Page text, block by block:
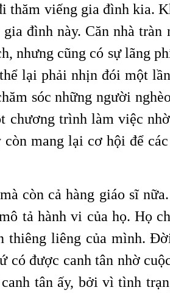
thăm viếng gia đình kia.
đình này. Căn nhà
nhưng cũng có sự lãng
lại phải nhịn đói một
sóc những người
chương trình làm việc
mang lại cơ hội để
còn cả hàng giáo sĩ
tả hành vi của họ. Họ
liêng của mình.
được canh tân nhờ
tân ấy, bởi vì tình